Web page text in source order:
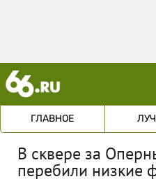
ГЛАВНОЕ
В сквере за
перебили низкие